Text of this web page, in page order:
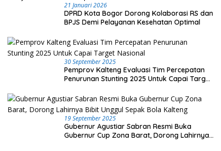
21 Januari 2026
DPRD Kota Bogor Dorong Kolaborasi RS dan
BPJS Demi Pelayanan Kesehatan Optimal
30 September 2025
Pemprov Kalteng Evaluasi Tim Percepatan
Penurunan Stunting 2025 Untuk Capai Target
19 September 2025
Gubernur Agustiar Sabran Resmi Buka
Gubernur Cup Zona Barat, Dorong Lahirnya